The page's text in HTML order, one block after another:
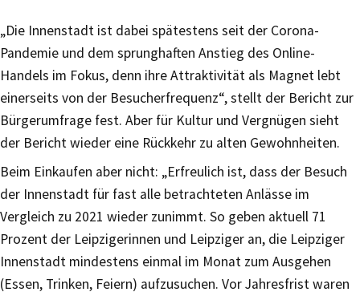
„Die Innenstadt ist dabei spätestens seit der Corona-
Pandemie und dem sprunghaften Anstieg des Online-
Handels im Fokus, denn ihre Attraktivität als Magnet lebt
einerseits von der Besucherfrequenz“, stellt der Bericht zur
Bürgerumfrage fest. Aber für Kultur und Vergnügen sieht
der Bericht wieder eine Rückkehr zu alten Gewohnheiten.
Beim Einkaufen aber nicht: „Erfreulich ist, dass der Besuch
der Innenstadt für fast alle betrachteten Anlässe im
Vergleich zu 2021 wieder zunimmt. So geben aktuell 71
Prozent der Leipzigerinnen und Leipziger an, die Leipziger
Innenstadt mindestens einmal im Monat zum Ausgehen
(Essen, Trinken, Feiern) aufzusuchen. Vor Jahresfrist waren